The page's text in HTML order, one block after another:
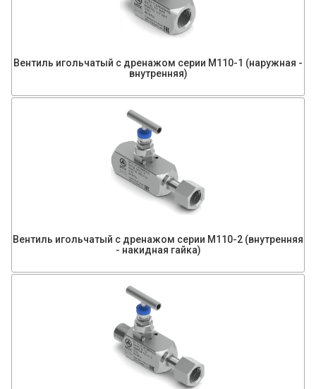
Вентиль игольчатый с дренажом серии М110-1 (наружная -
внутренняя)
Вентиль игольчатый с дренажом серии М110-2 (внутренняя
- накидная гайка)